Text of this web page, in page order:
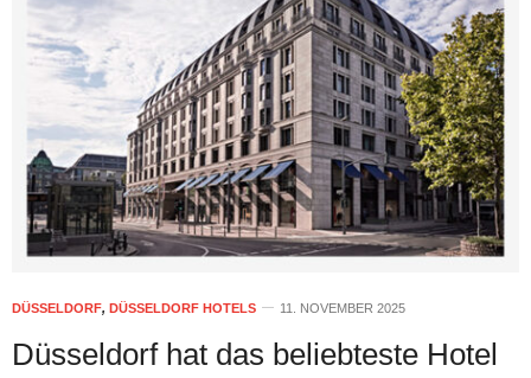
DÜSSELDORF, DÜSSELDORF HOTELS 11. NOVEMBER 2025
Düsseldorf hat das beliebteste Hotel